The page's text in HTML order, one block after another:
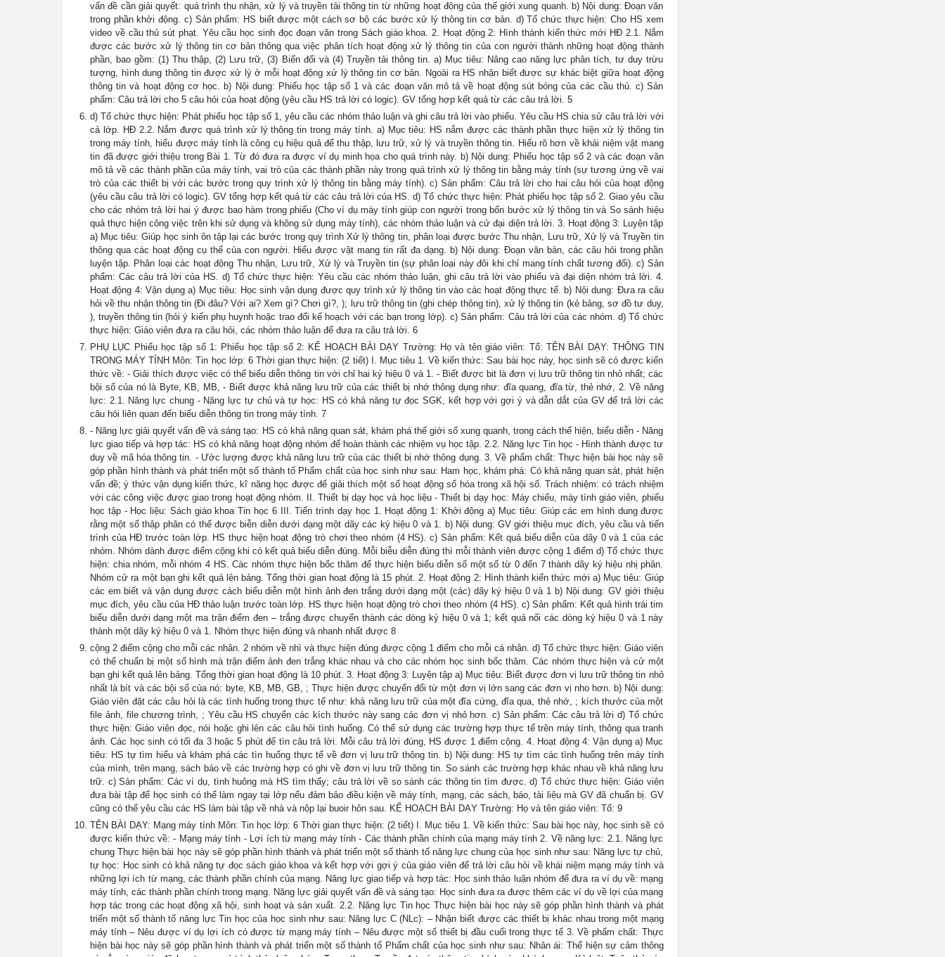
vấn đề cần giải quyết: quá trình thu nhận, xử lý và truyền tải thông tin từ những hoạt động của thế giới xung quanh. b) Nội dung: Đoạn văn
trong phần khởi động. c) Sản phẩm: HS biết được một cách sơ bộ các bước xử lý thông tin cơ bản. d) Tổ chức thực hiện: Cho HS xem
video về cầu thủ sút phạt. Yêu cầu học sinh đọc đoạn văn trong Sách giáo khoa. 2. Hoạt động 2: Hình thành kiến thức mới HĐ 2.1. Nắm
được các bước xử lý thông tin cơ bản thông qua việc phân tích hoạt động xử lý thông tin của con người thành những hoạt động thành
phần, bao gồm: (1) Thu thập, (2) Lưu trữ, (3) Biến đổi và (4) Truyền tải thông tin. a) Mục tiêu: Nâng cao năng lực phân tích, tư duy trừu
tượng, hình dung thông tin được xử lý ở mỗi hoạt động xử lý thông tin cơ bản. Ngoài ra HS nhận biết được sự khác biệt giữa hoạt động
thông tin và hoạt động cơ học. b) Nội dung: Phiếu học tập số 1 và các đoạn văn mô tả về hoạt động sút bóng của các cầu thủ. c) Sản
phẩm: Câu trả lời cho 5 câu hỏi của hoạt động (yêu cầu HS trả lời có logic). GV tổng hợp kết quả từ các câu trả lời. 5
d) Tổ chức thực hiện: Phát phiếu học tập số 1, yêu cầu các nhóm thảo luận và ghi câu trả lời vào phiếu. Yêu cầu HS chia sử câu trả lời với
cả lớp. HĐ 2.2. Nắm được quá trình xử lý thông tin trong máy tính. a) Mục tiêu: HS nắm được các thành phần thực hiện xử lý thông tin
trong máy tính, hiểu được máy tính là công cụ hiệu quả để thu thập, lưu trữ, xử lý và truyền thông tin. Hiểu rõ hơn về khái niệm vật mang
tin đã được giới thiệu trong Bài 1. Từ đó đưa ra được ví dụ minh họa cho quá trình này. b) Nội dung: Phiếu học tập số 2 và các đoạn văn
mô tả về các thành phần của máy tính, vai trò của các thành phần này trong quá trình xử lý thông tin bằng máy tính (sự tương ứng về vai
trò của các thiết bị với các bước trong quy trình xử lý thông tin bằng máy tính). c) Sản phẩm: Câu trả lời cho hai câu hỏi của hoạt động
(yêu cầu câu trả lời có logic). GV tổng hợp kết quả từ các câu trả lời của HS. d) Tổ chức thực hiện: Phát phiếu học tập số 2. Giao yêu cầu
cho các nhóm trả lời hai ý được bao hàm trong phiếu (Cho ví dụ máy tính giúp con người trong bốn bước xử lý thông tin và So sánh hiệu
quả thực hiện công việc trên khi sử dụng và không sử dụng máy tính), các nhóm thảo luận và cử đại diện trả lời. 3. Hoạt động 3: Luyện tập
a) Mục tiêu: Giúp học sinh ôn tập lại các bước trong quy trình Xử lý thông tin, phân loại được bước Thu nhận, Lưu trữ, Xử lý và Truyền tin
thông qua các hoạt động cụ thể của con người. Hiểu được vật mang tin rất đa dạng. b) Nội dung: Đoạn văn bản, các câu hỏi trong phần
luyện tập. Phân loại các hoạt động Thu nhận, Lưu trữ, Xử lý và Truyền tin (sự phân loại này đôi khi chỉ mang tính chất tương đối). c) Sản
phẩm: Các câu trả lời của HS. d) Tổ chức thực hiện: Yêu cầu các nhóm thảo luận, ghi câu trả lời vào phiếu và đại diện nhóm trả lời. 4.
Hoạt động 4: Vận dụng a) Mục tiêu: Học sinh vận dụng được quy trình xử lý thông tin vào các hoạt động thực tế. b) Nội dung: Đưa ra câu
hỏi về thu nhận thông tin (Đi đâu? Với ai? Xem gì? Chơi gì?, ); lưu trữ thông tin (ghi chép thông tin), xử lý thông tin (kẻ bảng, sơ đồ tư duy,
), truyền thông tin (hỏi ý kiến phụ huynh hoặc trao đổi kế hoạch với các bạn trong lớp). c) Sản phẩm: Câu trả lời của các nhóm. d) Tổ chức
thực hiện: Giáo viên đưa ra câu hỏi, các nhóm thảo luận để đưa ra câu trả lời. 6
PHỤ LỤC Phiếu học tập số 1: Phiếu học tập số 2: KẾ HOẠCH BÀI DẠY Trường: Họ và tên giáo viên: Tổ: TÊN BÀI DẠY: THÔNG TIN
TRONG MÁY TÍNH Môn: Tin học lớp: 6 Thời gian thực hiện: (2 tiết) I. Mục tiêu 1. Về kiến thức: Sau bài học này, học sinh sẽ có được kiến
thức về: - Giải thích được việc có thể biểu diễn thông tin với chỉ hai ký hiệu 0 và 1. - Biết được bit là đơn vị lưu trữ thông tin nhỏ nhất; các
bội số của nó là Byte, KB, MB, - Biết được khả năng lưu trữ của các thiết bị nhớ thông dụng như: đĩa quang, đĩa từ, thẻ nhớ, 2. Về năng
lực: 2.1. Năng lực chung - Năng lực tự chủ và tự học: HS có khả năng tự đọc SGK, kết hợp với gợi ý và dẫn dắt của GV để trả lời các
câu hỏi liên quan đến biểu diễn thông tin trong máy tính. 7
- Năng lực giải quyết vấn đề và sáng tạo: HS có khả năng quan sát, khám phá thế giới số xung quanh, trong cách thể hiện, biểu diễn - Năng
lực giao tiếp và hợp tác: HS có khả năng hoạt động nhóm để hoàn thành các nhiệm vụ học tập. 2.2. Năng lực Tin học - Hình thành được tư
duy về mã hóa thông tin. - Ước lượng được khả năng lưu trữ của các thiết bị nhớ thông dụng. 3. Về phẩm chất: Thực hiện bài học này sẽ
góp phần hình thành và phát triển một số thành tố Phẩm chất của học sinh như sau: Ham học, khám phá: Có khả năng quan sát, phát hiện
vấn đề; ý thức vận dụng kiến thức, kĩ năng học được để giải thích một số hoạt động số hóa trong xã hội số. Trách nhiệm: có trách nhiệm
với các công việc được giao trong hoạt động nhóm. II. Thiết bị dạy học và học liệu - Thiết bị dạy học: Máy chiếu, máy tính giáo viên, phiếu
học tập - Học liệu: Sách giáo khoa Tin học 6 III. Tiến trình dạy học 1. Hoạt động 1: Khởi động a) Mục tiêu: Giúp các em hình dung được
rằng một số thập phân có thể được biễn diễn dưới dạng một dãy các ký hiệu 0 và 1. b) Nội dung: GV giới thiệu mục đích, yêu cầu và tiến
trình của HĐ trước toàn lớp. HS thực hiện hoạt động trò chơi theo nhóm (4 HS). c) Sản phẩm: Kết quả biểu diễn của dãy 0 và 1 của các
nhóm. Nhóm dành được điểm cộng khi có kết quả biểu diễn đúng. Mỗi biễu diễn đúng thì mỗi thành viên được cộng 1 điểm d) Tổ chức thực
hiện: chia nhóm, mỗi nhóm 4 HS. Các nhóm thực hiện bốc thăm để thực hiện biểu diễn số một số từ 0 đến 7 thành dãy ký hiệu nhị phân.
Nhóm cử ra một bạn ghi kết quả lên bảng. Tổng thời gian hoạt động là 15 phút. 2. Hoạt động 2: Hình thành kiến thức mới a) Mục tiêu: Giúp
các em biết và vận dụng được cách biểu diễn một hình ảnh đen trắng dưới dạng một (các) dãy ký hiệu 0 và 1 b) Nội dung: GV giới thiệu
mục đích, yêu cầu của HĐ thảo luận trước toàn lớp. HS thực hiện hoạt động trò chơi theo nhóm (4 HS). c) Sản phẩm: Kết quả hình trái tim
biểu diễn dưới dạng một ma trận điểm đen – trắng được chuyển thành các dòng ký hiệu 0 và 1; kết quả nối các dòng ký hiệu 0 và 1 này
thành một dãy ký hiệu 0 và 1. Nhóm thực hiện đúng và nhanh nhất được 8
cộng 2 điểm cộng cho mỗi các nhân. 2 nhóm về nhì và thực hiện đúng được cộng 1 điểm cho mỗi cá nhân. d) Tổ chức thực hiện: Giáo viên
có thể chuẩn bị một số hình mà trận điểm ảnh đen trắng khác nhau và cho các nhóm học sinh bốc thăm. Các nhóm thực hiện và cử một
bạn ghi kết quả lên bảng. Tổng thời gian hoạt động là 10 phút. 3. Hoạt động 3: Luyện tập a) Mục tiêu: Biết được đơn vị lưu trữ thông tin nhỏ
nhất là bít và các bội số của nó: byte, KB, MB, GB, ; Thực hiện được chuyển đổi từ một đơn vị lớn sang các đơn vị nho hơn. b) Nội dung:
Giáo viên đặt các câu hỏi là các tình huống trong thực tế như: khả năng lưu trữ của một đĩa cứng, đĩa qua, thẻ nhớ, ; kích thước của một
file ảnh, file chương trình, ; Yêu cầu HS chuyển các kích thước này sang các đơn vị nhỏ hơn. c) Sản phẩm: Các câu trả lời d) Tổ chức
thực hiện: Giáo viên đọc, nói hoặc ghi lên các câu hỏi tình huống. Có thể sử dụng các trường hợp thực tế trên máy tính, thông qua tranh
ảnh. Các học sinh có tối đa 3 hoặc 5 phút để tìn câu trả lời. Mỗi câu trả lời đúng, HS được 1 điểm cộng. 4. Hoạt động 4: Vận dụng a) Mục
tiêu: HS tự tìm hiểu và khám phá các tìn huống thực tế về đơn vị lưu trữ thông tin. b) Nội dung: HS tự tìm các tình huống trên máy tính
của mình, trên mạng, sách báo về các trường hợp có ghi về đơn vị lưu trữ thông tin. So sánh các trường hợp khác nhau về khả năng lưu
trữ. c) Sản phẩm: Các ví dụ, tình huông mà HS tìm thấy; câu trả lời về so sánh các thông tin tìm được. d) Tổ chức thực hiện: Giáo viên
đưa bài tập để học sinh có thể làm ngay tại lớp nếu đảm bảo điều kiện về máy tính, mạng, các sách, báo, tài liệu mà GV đã chuẩn bị. GV
cũng có thể yêu cầu các HS làm bài tập về nhà và nộp lại buoir hôn sau. KẾ HOẠCH BÀI DẠY Trường: Họ và tên giáo viên: Tổ: 9
TÊN BÀI DẠY: Mạng máy tính Môn: Tin học lớp: 6 Thời gian thực hiện: (2 tiết) I. Mục tiêu 1. Về kiến thức: Sau bài học này, học sinh sẽ có
được kiến thức về: - Mạng máy tính - Lợi ích từ mạng máy tính - Các thành phần chính của mạng máy tính 2. Về năng lực: 2.1. Năng lực
chung Thực hiện bài học này sẽ góp phần hình thành và phát triển một số thành tố năng lực chung của học sinh như sau: Năng lực tự chủ,
tự học: Học sinh có khả năng tự đọc sách giáo khoa và kết hợp với gợi ý của giáo viên để trả lời câu hỏi về khái niệm mạng máy tính và
những lợi ích từ mạng, các thành phần chính của mạng. Năng lực giao tiếp và hợp tác: Học sinh thảo luận nhóm để đưa ra ví dụ về: mạng
máy tính, các thành phần chính trong mạng. Năng lực giải quyết vấn đề và sáng tạo: Học sinh đưa ra được thêm các ví dụ về lợi của mạng
hợp tác trong các hoạt động xã hội, sinh hoạt và sản xuất. 2.2. Năng lực Tin học Thực hiện bài học này sẽ góp phần hình thành và phát
triển một số thành tố năng lực Tin học của học sinh như sau: Năng lực C (NLc): – Nhận biết được các thiết bị khác nhau trong một mạng
máy tính – Nêu được ví dụ lợi ích có được từ mạng máy tính – Nêu được một số thiết bị đầu cuối trong thực tế 3. Về phẩm chất: Thực
hiện bài học này sẽ góp phần hình thành và phát triển một số thành tố Phẩm chất của học sinh như sau: Nhân ái: Thể hiện sự cảm thông